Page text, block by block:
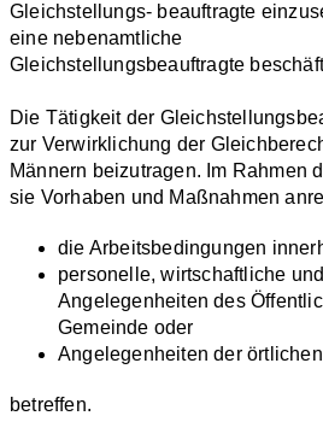
Gleichstellungs- beauftragte
eine nebenamtliche
Gleichstellungsbeauftragte
Die Tätigkeit der
zur Verwirklichung der
Männern beizutragen. Im Rahmen
sie Vorhaben und Maßnahmen
die Arbeitsbedingungen
personelle, wirtschaftliche
Angelegenheiten des
Gemeinde oder
Angelegenheiten der
betreffen.